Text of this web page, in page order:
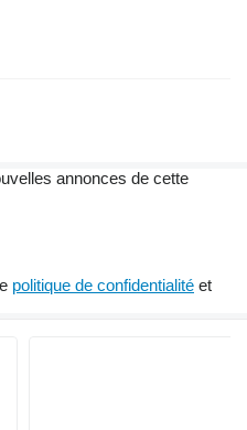
annonces de cette
politique de confidentialité et